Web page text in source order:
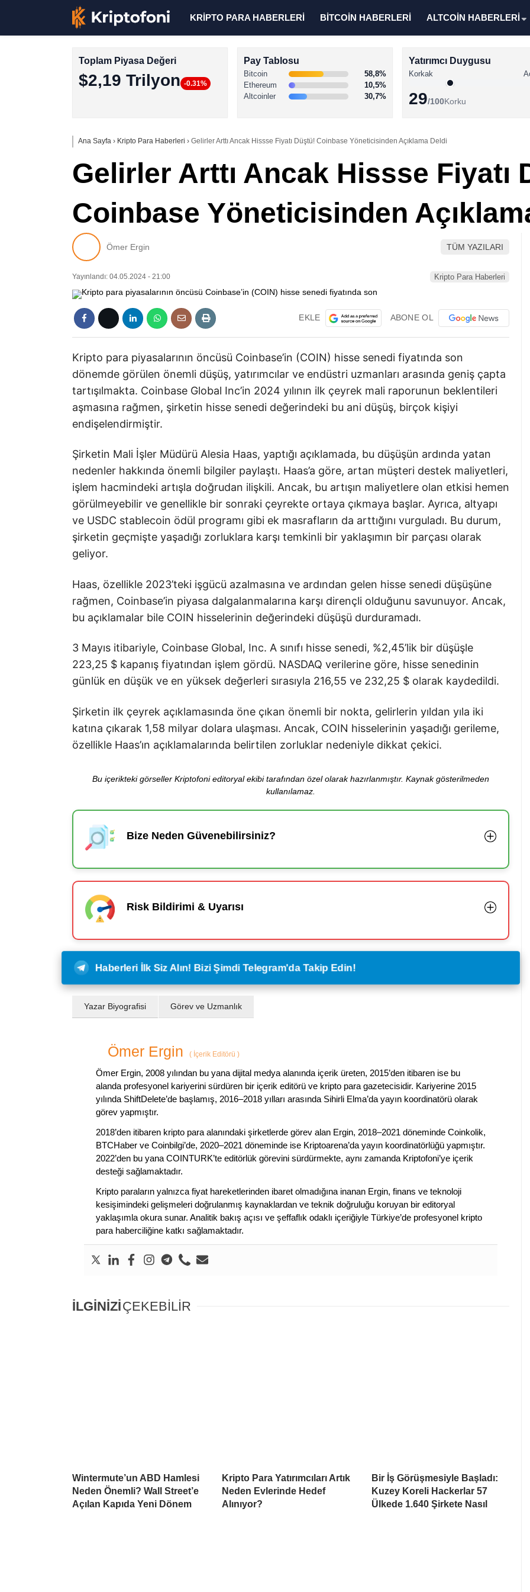
KRİPTO PARA HABERLERİ BİTCOİN HABERLERİ ALTCOİN HABERLERİ
Toplam Piyasa Değeri
$2,19 Trilyon -0.31%
Pay Tablosu
Bitcoin
58,8%
Ethereum
10,5%
Altcoinler
30,7%
Yatırımcı Duygusu
Korkak
29/100Korku
Ana Sayfa › Kripto Para Haberleri › Gelirler Arttı Ancak Hissse Fiyatı Düştü! Coinbase Yöneticisinden Açıklama Deldi
Gelirler Arttı Ancak Hissse Fiyatı
Coinbase Yöneticisinden
Ömer Ergin TÜM YAZILARI
Yayınlandı: 04.05.2024 - 21:00 Kripto Para Haberleri
EKLE ABONE OL
Kripto para piyasalarının öncüsü Coinbase’in (COIN) hisse senedi fiyatında son
dönemde görülen önemli düşüş, yatırımcılar ve endüstri uzmanları arasında geniş çapta
tartışılmakta. Coinbase Global Inc’in 2024 yılının ilk çeyrek mali raporunun beklentileri
aşmasına rağmen, şirketin hisse senedi değerindeki bu ani düşüş, birçok kişiyi
endişelendirmiştir.
Şirketin Mali İşler Müdürü Alesia Haas, yaptığı açıklamada, bu düşüşün ardında yatan
nedenler hakkında önemli bilgiler paylaştı. Haas’a göre, artan müşteri destek maliyetleri,
işlem hacmindeki artışla doğrudan ilişkili. Ancak, bu artışın maliyetlere olan etkisi hemen
görülmeyebilir ve genellikle bir sonraki çeyrekte ortaya çıkmaya başlar. Ayrıca, altyapı
ve USDC stablecoin ödül programı gibi ek masrafların da arttığını vurguladı. Bu durum,
şirketin geçmişte yaşadığı zorluklara karşı temkinli bir yaklaşımın bir parçası olarak
geliyor.
Haas, özellikle 2023’teki işgücü azalmasına ve ardından gelen hisse senedi düşüşüne
rağmen, Coinbase’in piyasa dalgalanmalarına karşı dirençli olduğunu savunuyor. Ancak,
bu açıklamalar bile COIN hisselerinin değerindeki düşüşü durduramadı.
3 Mayıs itibariyle, Coinbase Global, Inc. A sınıfı hisse senedi, %2,45’lik bir düşüşle
223,25 $ kapanış fiyatından işlem gördü. NASDAQ verilerine göre, hisse senedinin
günlük en düşük ve en yüksek değerleri sırasıyla 216,55 ve 232,25 $ olarak kaydedildi.
Şirketin ilk çeyrek açıklamasında öne çıkan önemli bir nokta, gelirlerin yıldan yıla iki
katına çıkarak 1,58 milyar dolara ulaşması. Ancak, COIN hisselerinin yaşadığı gerileme,
özellikle Haas’ın açıklamalarında belirtilen zorluklar nedeniyle dikkat çekici.
Bu içerikteki görseller Kriptofoni editoryal ekibi tarafından özel olarak hazırlanmıştır. Kaynak gösterilmeden
kullanılamaz.
Bize Neden Güvenebilirsiniz?
Risk Bildirimi & Uyarısı
Haberleri İlk Siz Alın! Bizi Şimdi Telegram'da Takip Edin!
Yazar Biyografisi Görev ve Uzmanlık
Ömer Ergin ( İçerik Editörü )
Ömer Ergin, 2008 yılından bu yana dijital medya alanında içerik üreten, 2015’den itibaren ise bu
alanda profesyonel kariyerini sürdüren bir içerik editörü ve kripto para gazetecisidir. Kariyerine 2015
yılında ShiftDelete’de başlamış, 2016–2018 yılları arasında Sihirli Elma’da yayın koordinatörü olarak
görev yapmıştır.
2018’den itibaren kripto para alanındaki şirketlerde görev alan Ergin, 2018–2021 döneminde Coinkolik,
BTCHaber ve Coinbilgi’de, 2020–2021 döneminde ise Kriptoarena’da yayın koordinatörlüğü yapmıştır.
2022’den bu yana COINTURK’te editörlük görevini sürdürmekte, aynı zamanda Kriptofoni’ye içerik
desteği sağlamaktadır.
Kripto paraların yalnızca fiyat hareketlerinden ibaret olmadığına inanan Ergin, finans ve teknoloji
kesişimindeki gelişmeleri doğrulanmış kaynaklardan ve teknik doğruluğu koruyan bir editoryal
yaklaşımla okura sunar. Analitik bakış açısı ve şeffaflık odaklı içeriğiyle Türkiye’de profesyonel kripto
para haberciliğine katkı sağlamaktadır.
İLGİNİZİÇEKEBİLİR
Wintermute’un ABD Hamlesi
Neden Önemli? Wall Street’e
Açılan Kapıda Yeni Dönem
Kripto Para Yatırımcıları Artık
Neden Evlerinde Hedef
Alınıyor?
Bir İş Görüşmesiyle Başladı:
Kuzey Koreli Hackerlar 57
Ülkede 1.640 Şirkete Nasıl